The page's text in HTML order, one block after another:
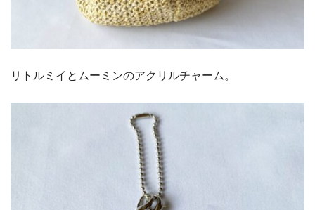
リトルミイとムーミンのアクリルチャーム。